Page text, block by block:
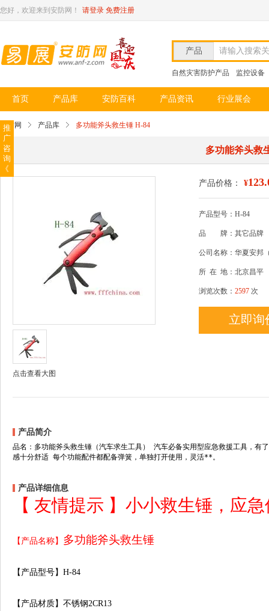
您好，欢迎来到安防网！ 请登录 免费注册
产品 请输入搜索
自然灾害防护产品 监控设备
首页 产品库 安防百科 产品资讯 行业展会
安防网 产品库 多功能斧头救生锤 H-84
多功能斧头救
点击查看大图
产品价格： ¥
产品型号：H-84
品 牌：其它品牌
公司名称：华夏安邦
所 在 地：北京昌平
浏览次数： 2597 次
立即询
产品简介
品名：多功能斧头救生锤（汽车求生工具） 汽车必备实用型应急救援工具，
感十分舒适 每个功能配件都配备弹簧，单独打开使用，灵活**。
产品详细信息
【 友情提示 】小小救生锤，应
【产品名称】 多功能斧头救生锤
【产品型号】H-84
【产品材质】不锈钢2CR13
推
广
咨
询
《